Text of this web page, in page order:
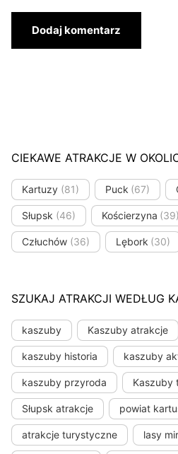
CIEKAWE ATRAKCJE W
Kartuzy (81) Puck (67)
Słupsk (46) Kościerzyna (39)
Człuchów (36) Lębork (30)
SZUKAJ ATRAKCJI WEDŁUG
kaszuby Kaszuby atrakcje
kaszuby historia kaszuby
kaszuby przyroda Kaszuby
Słupsk atrakcje powiat
atrakcje turystyczne lasy